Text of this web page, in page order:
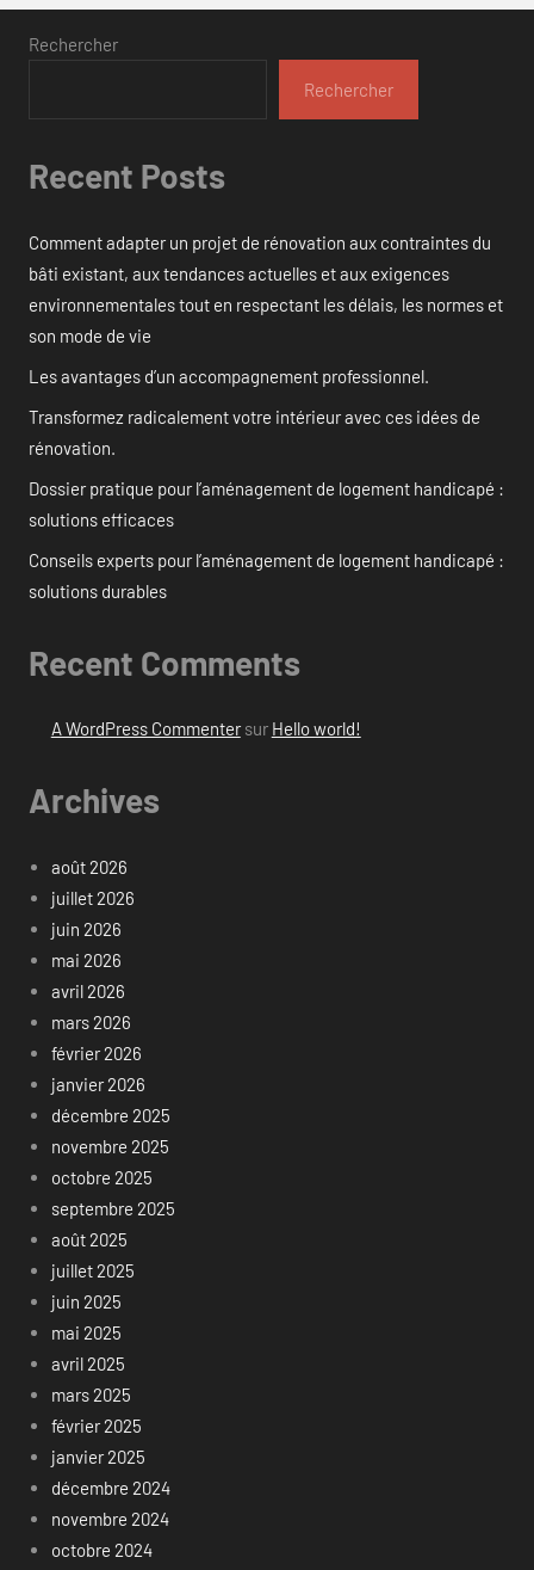
Rechercher
Rechercher
Recent Posts
Comment adapter un projet de rénovation aux contraintes du
bâti existant, aux tendances actuelles et aux exigences
environnementales tout en respectant les délais, les normes et
son mode de vie
Les avantages d’un accompagnement professionnel.
Transformez radicalement votre intérieur avec ces idées de
rénovation.
Dossier pratique pour l’aménagement de logement handicapé :
solutions efficaces
Conseils experts pour l’aménagement de logement handicapé :
solutions durables
Recent Comments
A WordPress Commentersur Hello world!
Archives
août 2026
juillet 2026
juin 2026
mai 2026
avril 2026
mars 2026
février 2026
janvier 2026
décembre 2025
novembre 2025
octobre 2025
septembre 2025
août 2025
juillet 2025
juin 2025
mai 2025
avril 2025
mars 2025
février 2025
janvier 2025
décembre 2024
novembre 2024
octobre 2024